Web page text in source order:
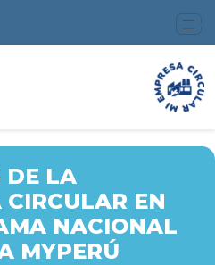
LA ECONOMÍA
EL PROGRAMA
DE LA
CIRCULAR EN
NACIONAL
MYPERÚ